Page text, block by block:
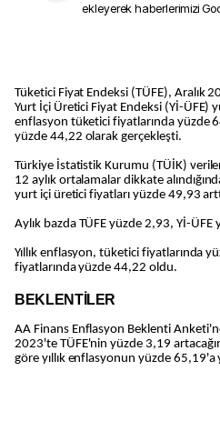
ekleyerek haberlerimizi
Tüketici Fiyat Endeksi (TÜFE), Aralık 2023'te aylık bazda yüzde 2,93,
Yurt İçi Üretici Fiyat Endeksi (Yİ-ÜFE)
enflasyon tüketici fiyatlarında yüzde
yüzde 44,22 olarak gerçekleşti.
Türkiye İstatistik Kurumu (TÜİK)
12 aylık ortalamalar dikkate
yurt içi üretici fiyatları yüzde 49,93
Aylık bazda TÜFE yüzde 2,93, Yİ-
Yıllık enflasyon, tüketici fiyatlarında
fiyatlarında yüzde 44,22 oldu.
BEKLENTİLER
AA Finans Enflasyon Beklenti
2023'te TÜFE'nin yüzde 3,19
göre yıllık enflasyonun yüzde 65,19'a